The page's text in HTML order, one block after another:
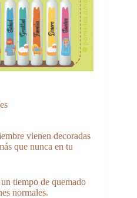
vienen decoradas
que nunca en tu
tiempo de quemado
normales.